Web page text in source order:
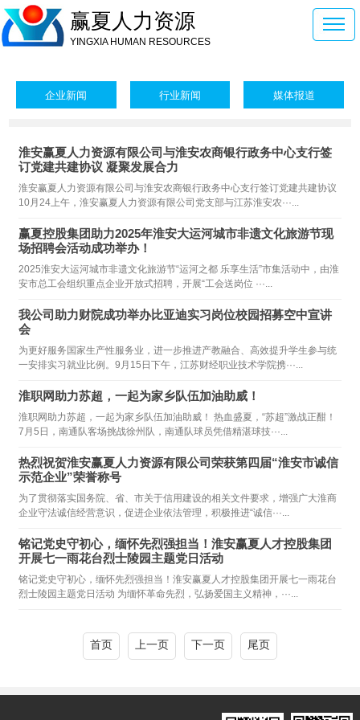
赢夏人力资源
YINGXIA HUMAN RESOURCES
企业新闻 行业新闻 媒体报道
淮安赢夏人力资源有限公司与淮安农商银行政务中心支行签
订党建共建协议 凝聚发展合力
淮安赢夏人力资源有限公司与淮安农商银行政务中心支行签订党建共建协议
10月24上午，淮安赢夏人力资源有限公司党支部与江苏淮安农···...
赢夏控股集团助力2025年淮安大运河城市非遗文化旅游节现
场招聘会活动成功举办！
2025淮安大运河城市非遗文化旅游节“运河之都 乐享生活”市集活动中，由淮
安市总工会组织重点企业开放式招聘，开展“工会送岗位 ···...
我公司助力财院成功举办比亚迪实习岗位校园招募空中宣讲
会
为更好服务国家生产性服务业，进一步推进产教融合、高效提升学生参与统
一安排实习就业比例。9月15日下午，江苏财经职业技术学院携···...
淮职网助力苏超，一起为家乡队伍加油助威！
淮职网助力苏超，一起为家乡队伍加油助威！ 热血盛夏，“苏超”激战正酣！
7月5日，南通队客场挑战徐州队，南通队球员凭借精湛球技···...
热烈祝贺淮安赢夏人力资源有限公司荣获第四届“淮安市诚信
示范企业”荣誉称号
为了贯彻落实国务院、省、市关于信用建设的相关文件要求，增强广大淮商
企业守法诚信经营意识，促进企业依法管理，积极推进“诚信···...
铭记党史守初心，缅怀先烈强担当！淮安赢夏人才控股集团
开展七一雨花台烈士陵园主题党日活动
铭记党史守初心，缅怀先烈强担当！淮安赢夏人才控股集团开展七一雨花台
烈士陵园主题党日活动 为缅怀革命先烈，弘扬爱国主义精神，···...
首页 上一页 下一页 尾页